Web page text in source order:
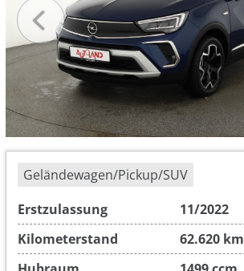
Geländewagen/Pickup/SUV
Erstzulassung
11/2022
Kilometerstand
62.620 km